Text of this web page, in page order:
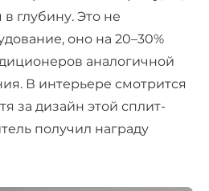
в глубину. Это не
оно на 20–30%
аналогичной
В интерьере смотрится
за дизайн этой сплит-
получил награду